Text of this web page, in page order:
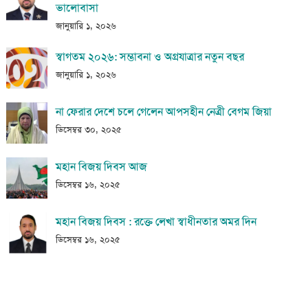
ভালোবাসা
জানুয়ারি ১, ২০২৬
স্বাগতম ২০২৬: সম্ভাবনা ও অগ্রযাত্রার নতুন বছর
জানুয়ারি ১, ২০২৬
না ফেরার দেশে চলে গেলেন আপসহীন নেত্রী বেগম জিয়া
ডিসেম্বর ৩০, ২০২৫
মহান বিজয় দিবস আজ
ডিসেম্বর ১৬, ২০২৫
মহান বিজয় দিবস : রক্তে লেখা স্বাধীনতার অমর দিন
ডিসেম্বর ১৬, ২০২৫